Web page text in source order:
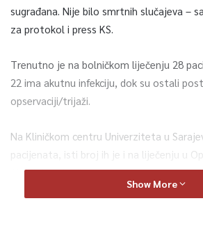
sugrađana. Nije bilo smrtnih slučajeva –
za protokol i press KS.
Trenutno je na bolničkom liječenju 28
22 ima akutnu infekciju, dok su ostali
opservaciji/trijaži.
Na Kliničkom centru Univerziteta u
pacijenata, isti broj ih je i na liječenju u
Abdulah Nakaš“.
Show More